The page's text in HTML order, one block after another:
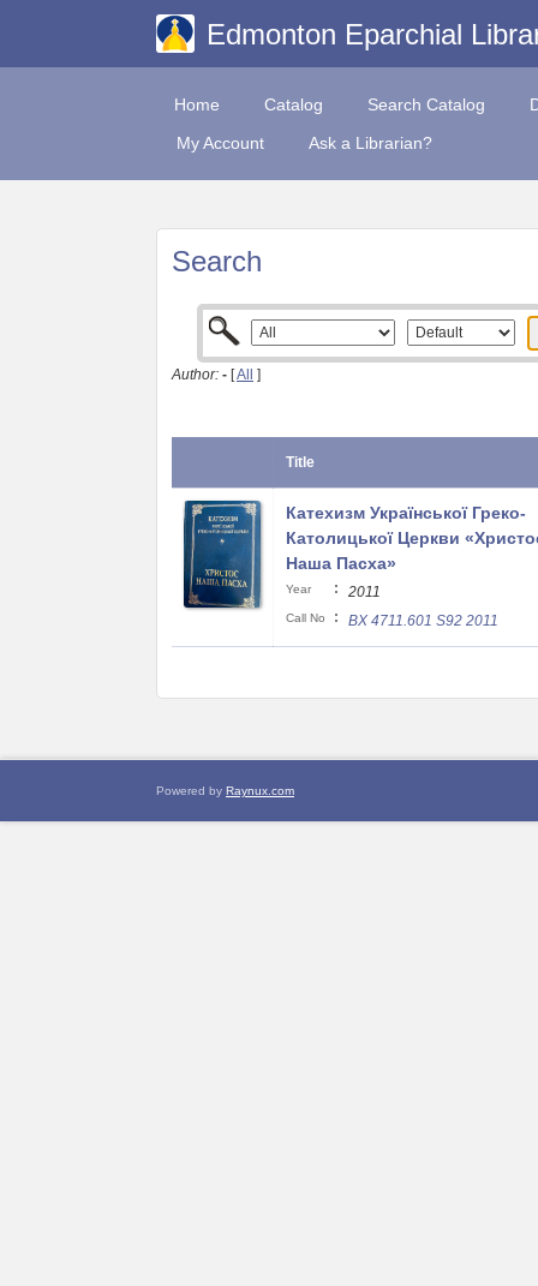
Edmonton Eparchial
Home Catalog Search Catalog
My Account
Ask a Librarian?
Search
Author: - [All ]
Title
Катехизм Української Греко-
Католицької Церкви
Наша Пасха»
Year : 2011
Call No : BX 4711.601 S92 2011
Powered by Raynux.com